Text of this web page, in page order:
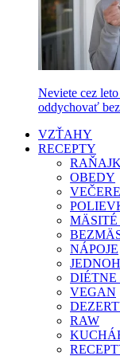
Neviete cez
oddychovať
VZŤAHY
RECEPTY
OBEDY
VEČERE
MÄSITÉ
NÁPOJE
DIÉTNE
VEGAN
RAW